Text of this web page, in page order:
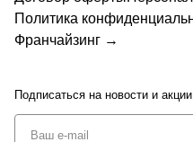
Политика
Франчайзинг →
Подписаться на новости и акции